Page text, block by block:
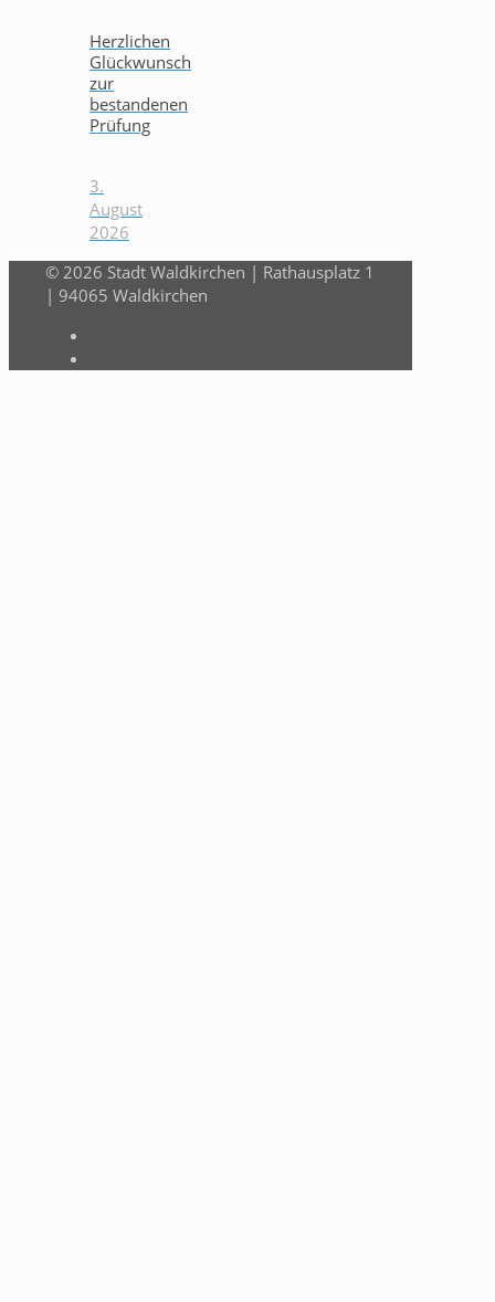
Herzlichen
Glückwunsch
zur
bestandenen
Prüfung
3.
August
2026
© 2026 Stadt Waldkirchen | Rathausplatz 1
| 94065 Waldkirchen